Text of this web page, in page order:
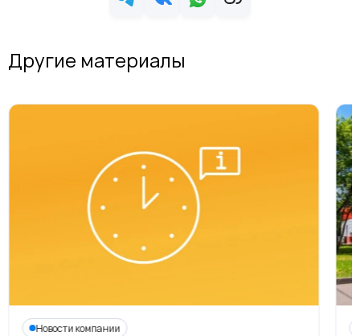
Другие материалы
Новости компании